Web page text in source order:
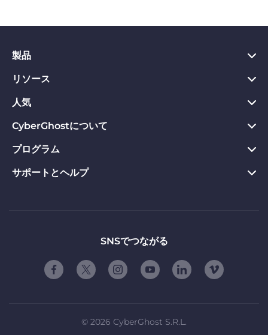
製品
PC向けVPN
Chrome向けVPN
Mac向けVPN
Android向けVPN
Firefox向けVPN
iOS向けVPN
リソース
プライバシーハブ
プライバシーツール
返金保証
VPNのメリット
人気
今すぐダウンロード
Webサイトのブロックを解除
専用IP VPN
CyberGhostについて
CyberGhostについて
お問い合わせ
プログラム
アフィリエイト
脆弱性開示プログラム
パートナーシップ
サポートとヘルプ
サポートに問い合わせるSNSでつながる
© 2026 CyberGhost S.R.L.